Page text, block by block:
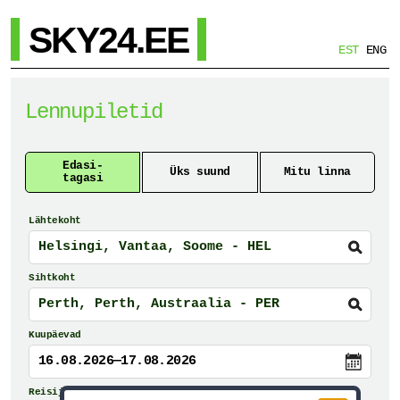
SKY24.EE EST ENG
Lennupiletid
Edasi-
tagasi
Üks suund Mitu linna
Lähtekoht
Sihtkoht
Kuupäevad
16.08.2026—17.08.2026
Reisijad ja reisiklass